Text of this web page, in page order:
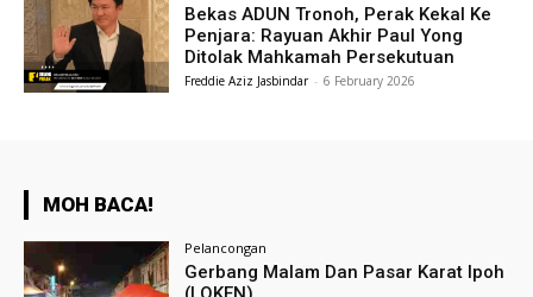
Bekas ADUN Tronoh, Perak Kekal Ke
Penjara: Rayuan Akhir Paul Yong
Ditolak Mahkamah Persekutuan
Freddie Aziz Jasbindar - 6 February 2026
MOH BACA!
Pelancongan
Gerbang Malam Dan Pasar Karat Ipoh